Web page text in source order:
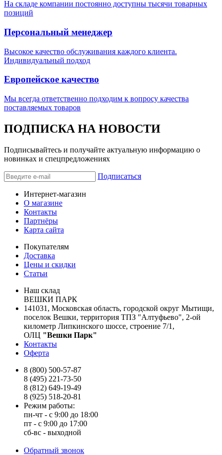
На складе компании постоянно доступны тысячи товарных
позиций
Персональный менеджер
Высокое качество обслуживания каждого клиента.
Индивидуальный подход
Европейское качество
Мы всегда ответственно подходим к вопросу качества
поставляемых товаров
ПОДПИСКА НА НОВОСТИ
Подписывайтесь и получайте актуальную информацию о
новинках и спецпредложениях
Подписаться
Интернет-магазин
О магазине
Контакты
Партнёры
Карта сайта
Покупателям
Доставка
Цены и скидки
Статьи
Наш склад
ВЕШКИ ПАРК
141031, Московская область, городской округ Мытищи,
поселок Вешки, территория ТПЗ "Алтуфьево", 2-ой
километр Липкинского шоссе, строение 7/1,
ОЛЦ "Вешки Парк"
Контакты
Оферта
8 (800) 500-57-87
8 (495) 221-73-50
8 (812) 649-19-49
8 (925) 518-20-81
Режим работы:
пн-чт - с 9:00 до 18:00
пт - с 9:00 до 17:00
сб-вс - выходной
Обратный звонок